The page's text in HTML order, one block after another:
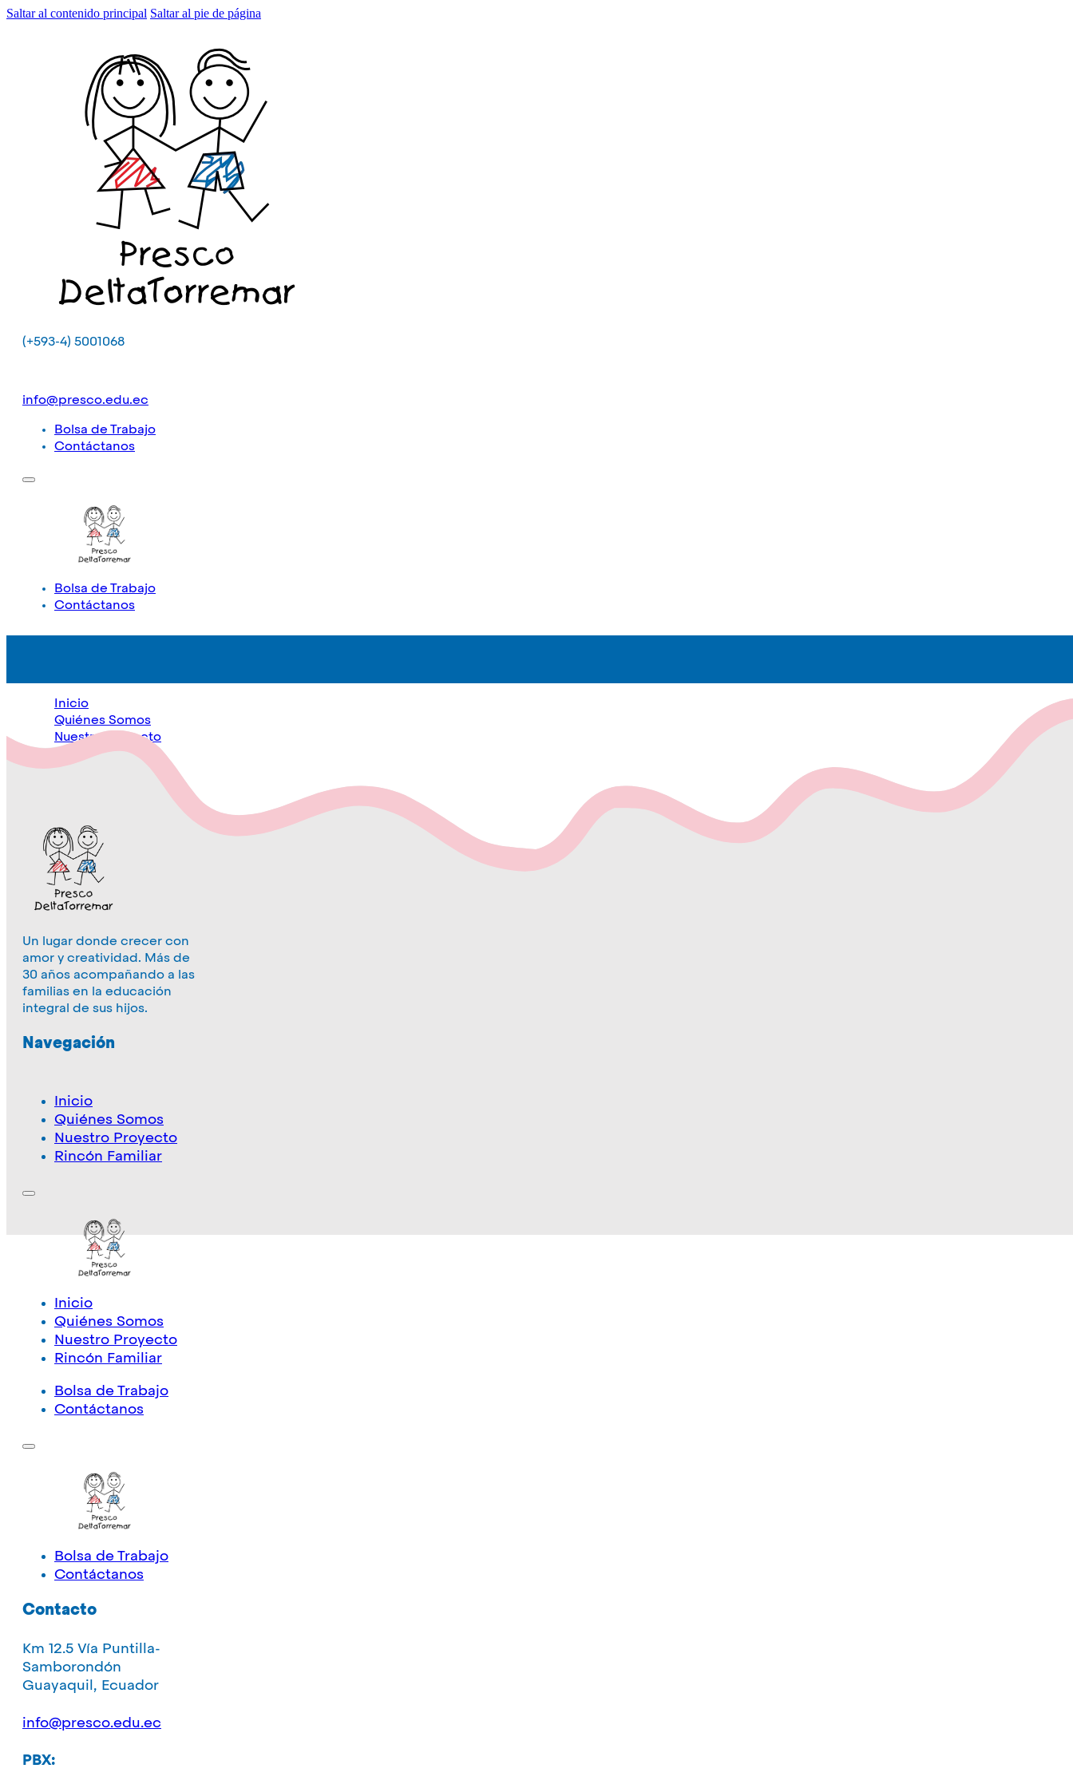
Saltar al contenido principal Saltar al pie de página
(+593-4) 5001068
info@presco.edu.ec
Bolsa de Trabajo
Contáctanos
Bolsa de Trabajo
Contáctanos
Inicio
Quiénes Somos
Nuestro Proyecto
Rincón Familiar
Inicio
Quiénes Somos
Rincón Familiar
Un lugar donde crecer con
amor y creatividad. Más de
30 años acompañando a las
familias en la educación
integral de sus hijos.
Navegación
Inicio
Quiénes Somos
Nuestro Proyecto
Rincón Familiar
Inicio
Quiénes Somos
Nuestro Proyecto
Rincón Familiar
Bolsa de Trabajo
Contáctanos
Bolsa de Trabajo
Contáctanos
Contacto
Km 12.5 Vía Puntilla-
Samborondón
Guayaquil, Ecuador
info@presco.edu.ec
PBX: